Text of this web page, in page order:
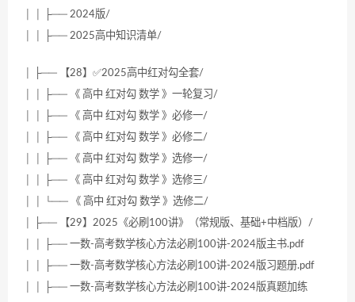
│ │ ├── 2024版/
│ │ ├── 2025高中知识清单/
│ ├── 【28】✅2025高中红对勾全套/
│ │ ├── 《 高中 红对勾 数学 》一轮复习/
│ │ ├── 《 高中 红对勾 数学 》必修一/
│ │ ├── 《 高中 红对勾 数学 》必修二/
│ │ ├── 《 高中 红对勾 数学 》选修一/
│ │ ├── 《 高中 红对勾 数学 》选修三/
│ │ └── 《 高中 红对勾 数学 》选修二/
│ ├── 【29】2025《必刷100讲》（常规版、基础+中档版）/
│ │ ├── 一数-高考数学核心方法必刷100讲-2024版主书.pdf
│ │ ├── 一数-高考数学核心方法必刷100讲-2024版习题册.pdf
│ │ ├── 一数-高考数学核心方法必刷100讲-2024版真题加练